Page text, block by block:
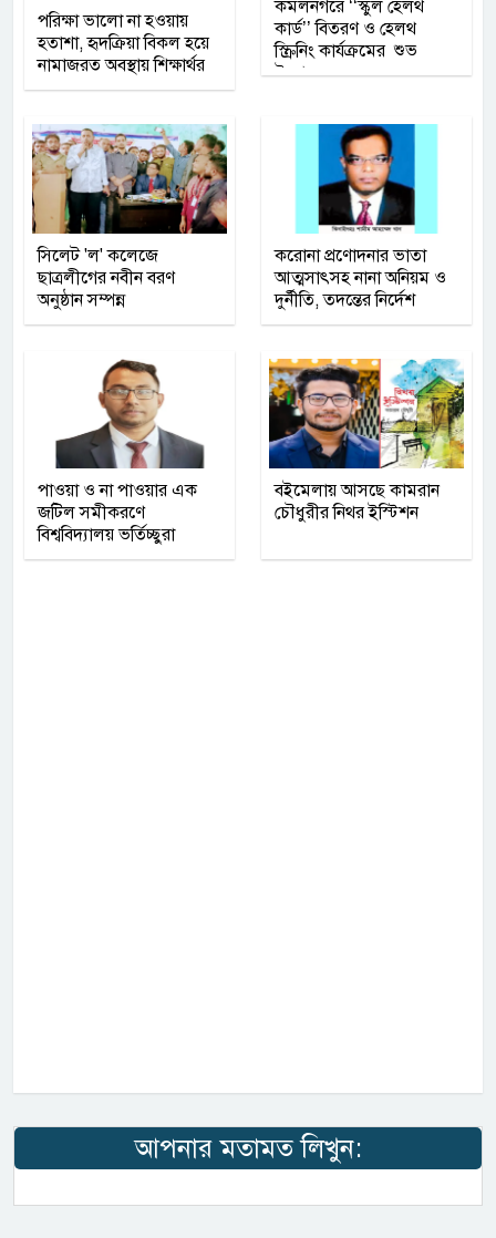
পরিক্ষা ভালো না হওয়ায়
হতাশা, হৃদক্রিয়া বিকল হয়ে
নামাজরত অবস্থায় শিক্ষার্থর
মৃত্যু
কমলনগরে ‘‘স্কুল হেলথ
কার্ড’’ বিতরণ ও হেলথ
স্ক্রিনিং কার্যক্রমের শুভ
উদ্বোধন
সিলেট 'ল' কলেজে
ছাত্রলীগের নবীন বরণ
অনুষ্ঠান সম্পন্ন
করোনা প্রণোদনার ভাতা
আত্মসাৎসহ নানা অনিয়ম ও
দুর্নীতি, তদন্তের নির্দেশ
পাওয়া ও না পাওয়ার এক
জটিল সমীকরণে
বিশ্ববিদ্যালয় ভর্তিচ্ছুরা
বইমেলায় আসছে কামরান
চৌধুরীর নিথর ইস্টিশন
আপনার মতামত লিখুন: